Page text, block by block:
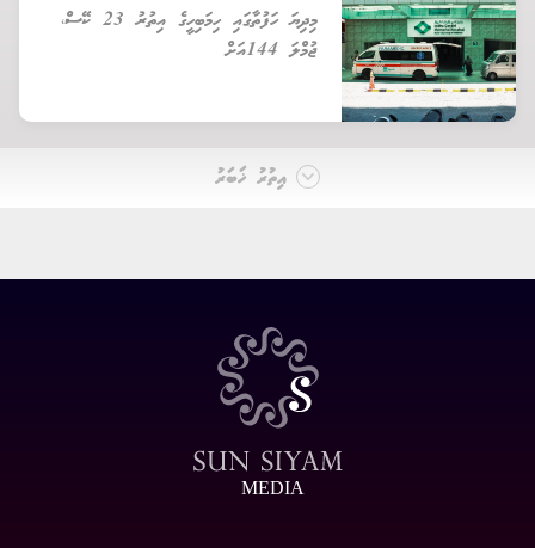
މިދިޔަ ހަފުތާގައި ހިމަބިހީގެ އިތުރު 23 ކޭސް،
ޖުމްލަ 144އަށް
އިތުރު ޚަބަރު
MEDIA